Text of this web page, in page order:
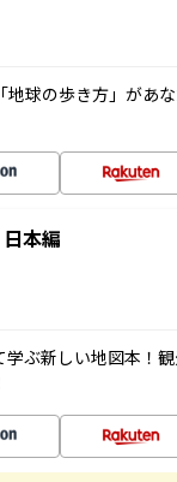
球の歩き方」があ
本編
ぶ新しい地図本！